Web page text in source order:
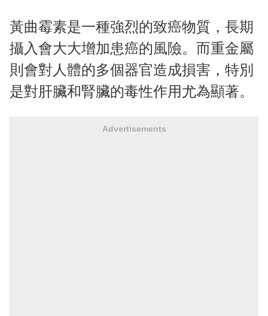
黃曲霉素是一種強烈的致癌物質，長期
攝入會大大增加患癌的風險。而重金屬
則會對人體的多個器官造成損害，特別
是對肝臟和腎臟的毒性作用尤為顯著。
Advertisements